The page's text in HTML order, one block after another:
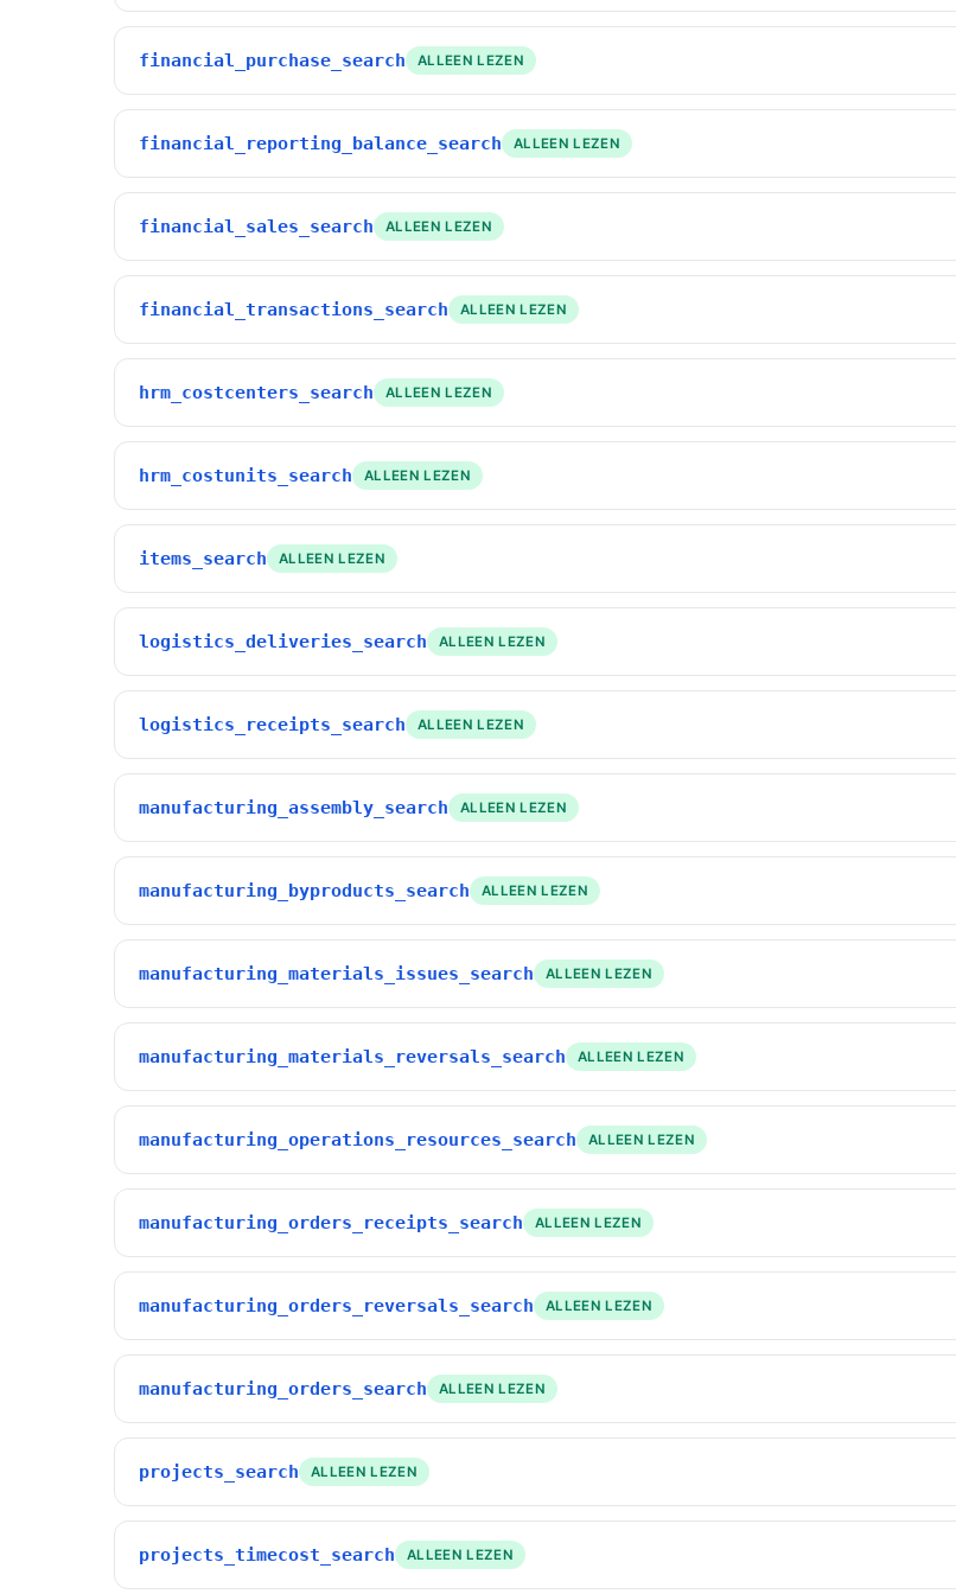
financial_purchase_search ALLEEN LEZEN
financial_reporting_balance_search ALLEEN LEZEN
financial_sales_search ALLEEN LEZEN
financial_transactions_search ALLEEN LEZEN
hrm_costcenters_search ALLEEN LEZEN
hrm_costunits_search ALLEEN LEZEN
items_search ALLEEN LEZEN
logistics_deliveries_search ALLEEN LEZEN
logistics_receipts_search ALLEEN LEZEN
manufacturing_assembly_search ALLEEN LEZEN
manufacturing_byproducts_search ALLEEN LEZEN
manufacturing_materials_issues_search ALLEEN LEZEN
manufacturing_materials_reversals_search ALLEEN LEZEN
manufacturing_operations_resources_search ALLEEN LEZEN
manufacturing_orders_receipts_search ALLEEN LEZEN
manufacturing_orders_reversals_search ALLEEN LEZEN
manufacturing_orders_search ALLEEN LEZEN
projects_search ALLEEN LEZEN
projects_timecost_search ALLEEN LEZEN